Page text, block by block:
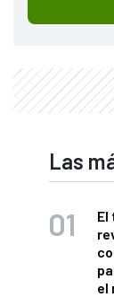
Las
El
el